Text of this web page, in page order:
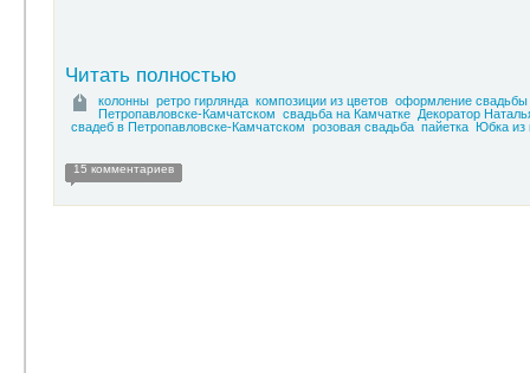
Читать полностью
колонны ретро гирлянда композиции из цветов оформление свадьбы
Петропавловске-Камчатском свадьба на Камчатке
Декоратор
свадеб в Петропавловске-Камчатском розовая свадьба пайетка Юбка из
15 комментариев